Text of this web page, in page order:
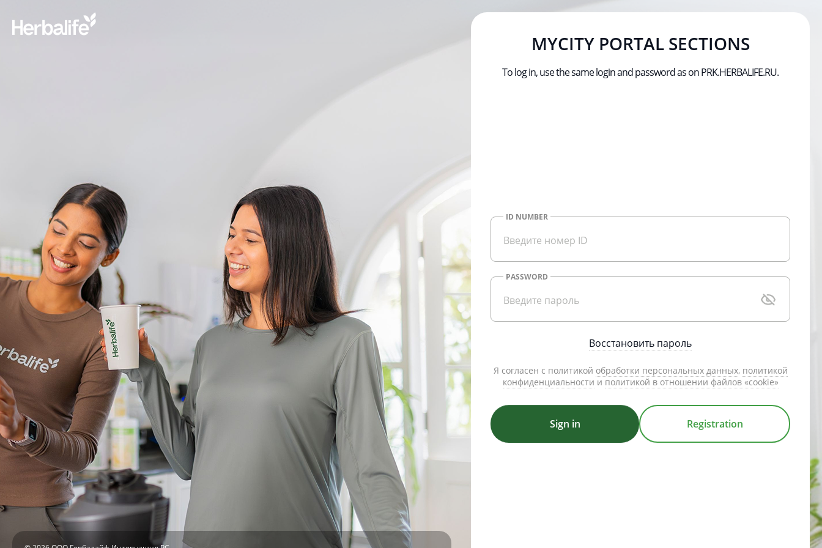
MYCITY PORTAL SECTIONS
To log in, use the same login and password as on PRK.HERBALIFE.RU.
ID NUMBER
PASSWORD
Восстановить пароль
Я согласен с политикой обработки персональных данных, политикой
конфиденциальности и политикой в отношении файлов «cookie»
Registration